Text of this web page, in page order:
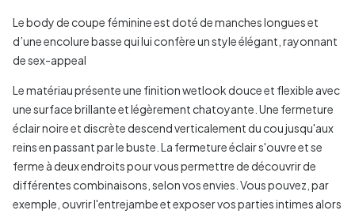
Le body de coupe féminine est doté de manches longues et
d’une encolure basse qui lui confère un style élégant, rayonnant
de sex-appeal
Le matériau présente une finition wetlook douce et flexible avec
une surface brillante et légèrement chatoyante. Une fermeture
éclair noire et discrète descend verticalement du cou jusqu'aux
reins en passant par le buste. La fermeture éclair s'ouvre et se
ferme à deux endroits pour vous permettre de découvrir de
différentes combinaisons, selon vos envies. Vous pouvez, par
exemple, ouvrir l'entrejambe et exposer vos parties intimes alors